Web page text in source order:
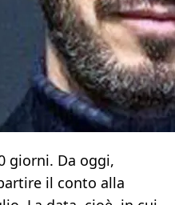
giorni. Da oggi,
il conto alla